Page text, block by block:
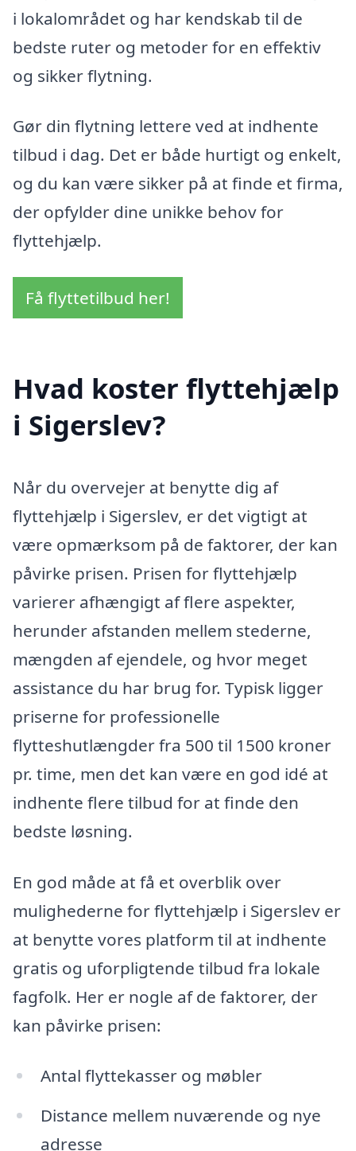
i lokalområdet og har kendskab til de
bedste ruter og metoder for en effektiv
og sikker flytning.
Gør din flytning lettere ved at indhente
tilbud i dag. Det er både hurtigt og enkelt,
og du kan være sikker på at finde et firma,
der opfylder dine unikke behov for
flyttehjælp.
Få flyttetilbud her!
Hvad koster flyttehjælp
i Sigerslev?
Når du overvejer at benytte dig af
flyttehjælp i Sigerslev, er det vigtigt at
være opmærksom på de faktorer, der kan
påvirke prisen. Prisen for flyttehjælp
varierer afhængigt af flere aspekter,
herunder afstanden mellem stederne,
mængden af ejendele, og hvor meget
assistance du har brug for. Typisk ligger
priserne for professionelle
flytteshutlængder fra 500 til 1500 kroner
pr. time, men det kan være en god idé at
indhente flere tilbud for at finde den
bedste løsning.
En god måde at få et overblik over
mulighederne for flyttehjælp i Sigerslev er
at benytte vores platform til at indhente
gratis og uforpligtende tilbud fra lokale
fagfolk. Her er nogle af de faktorer, der
kan påvirke prisen:
Antal flyttekasser og møbler
Distance mellem nuværende og nye
adresse